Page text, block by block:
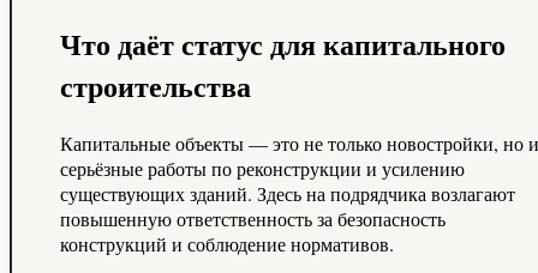
Что даёт статус для капитального
строительства
Капитальные объекты — это не только новостройки, но и
серьёзные работы по реконструкции и усилению
существующих зданий. Здесь на подрядчика возлагают
повышенную ответственность за безопасность
конструкций и соблюдение нормативов.